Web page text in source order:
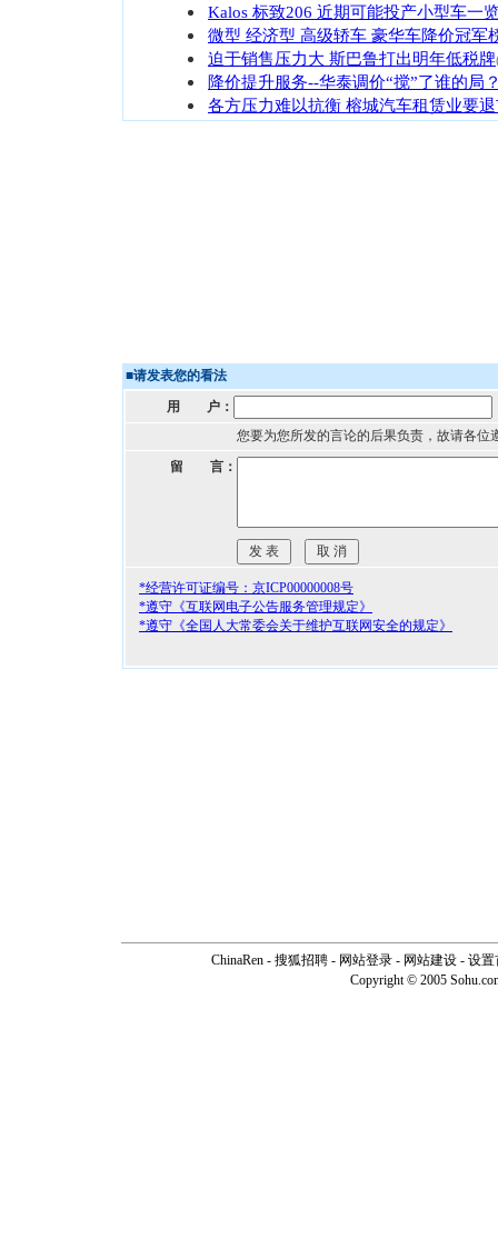
Kalos 标致206 近期可能投产小型车一
微型 经济型 高级轿车 豪华车降价冠军
迫于销售压力大 斯巴鲁打出明年低税牌
降价提升服务--华泰调价“搅”了谁的局
各方压力难以抗衡 榕城汽车租赁业要
■请发表您的看法
用 户：
您要为您所发的言论的后果负责，故请各位
留 言：
*经营许可证编号：京ICP00000008号
*遵守《互联网电子公告服务管理规定》
*遵守《全国人大常委会关于维护互联网安全的规定》
ChinaRen - 搜狐招聘 - 网站登录 - 网站建设 - 设置
Copyright © 2005